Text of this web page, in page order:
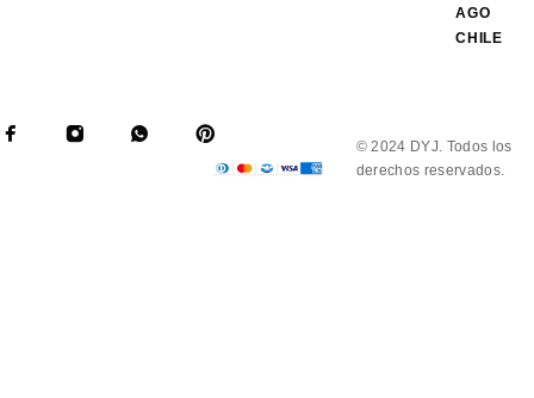
AGO
CHILE
© 2024 DYJ. Todos los
derechos reservados.